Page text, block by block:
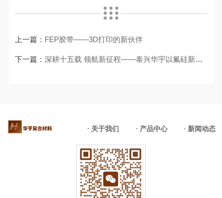
上一篇： FEP胶带——3D打印的新伙伴
下一篇：深耕十五载 领航新征程——泰兴华宇以氟硅新材料赋能全球高端制
关于我们 产品中心 新闻动态